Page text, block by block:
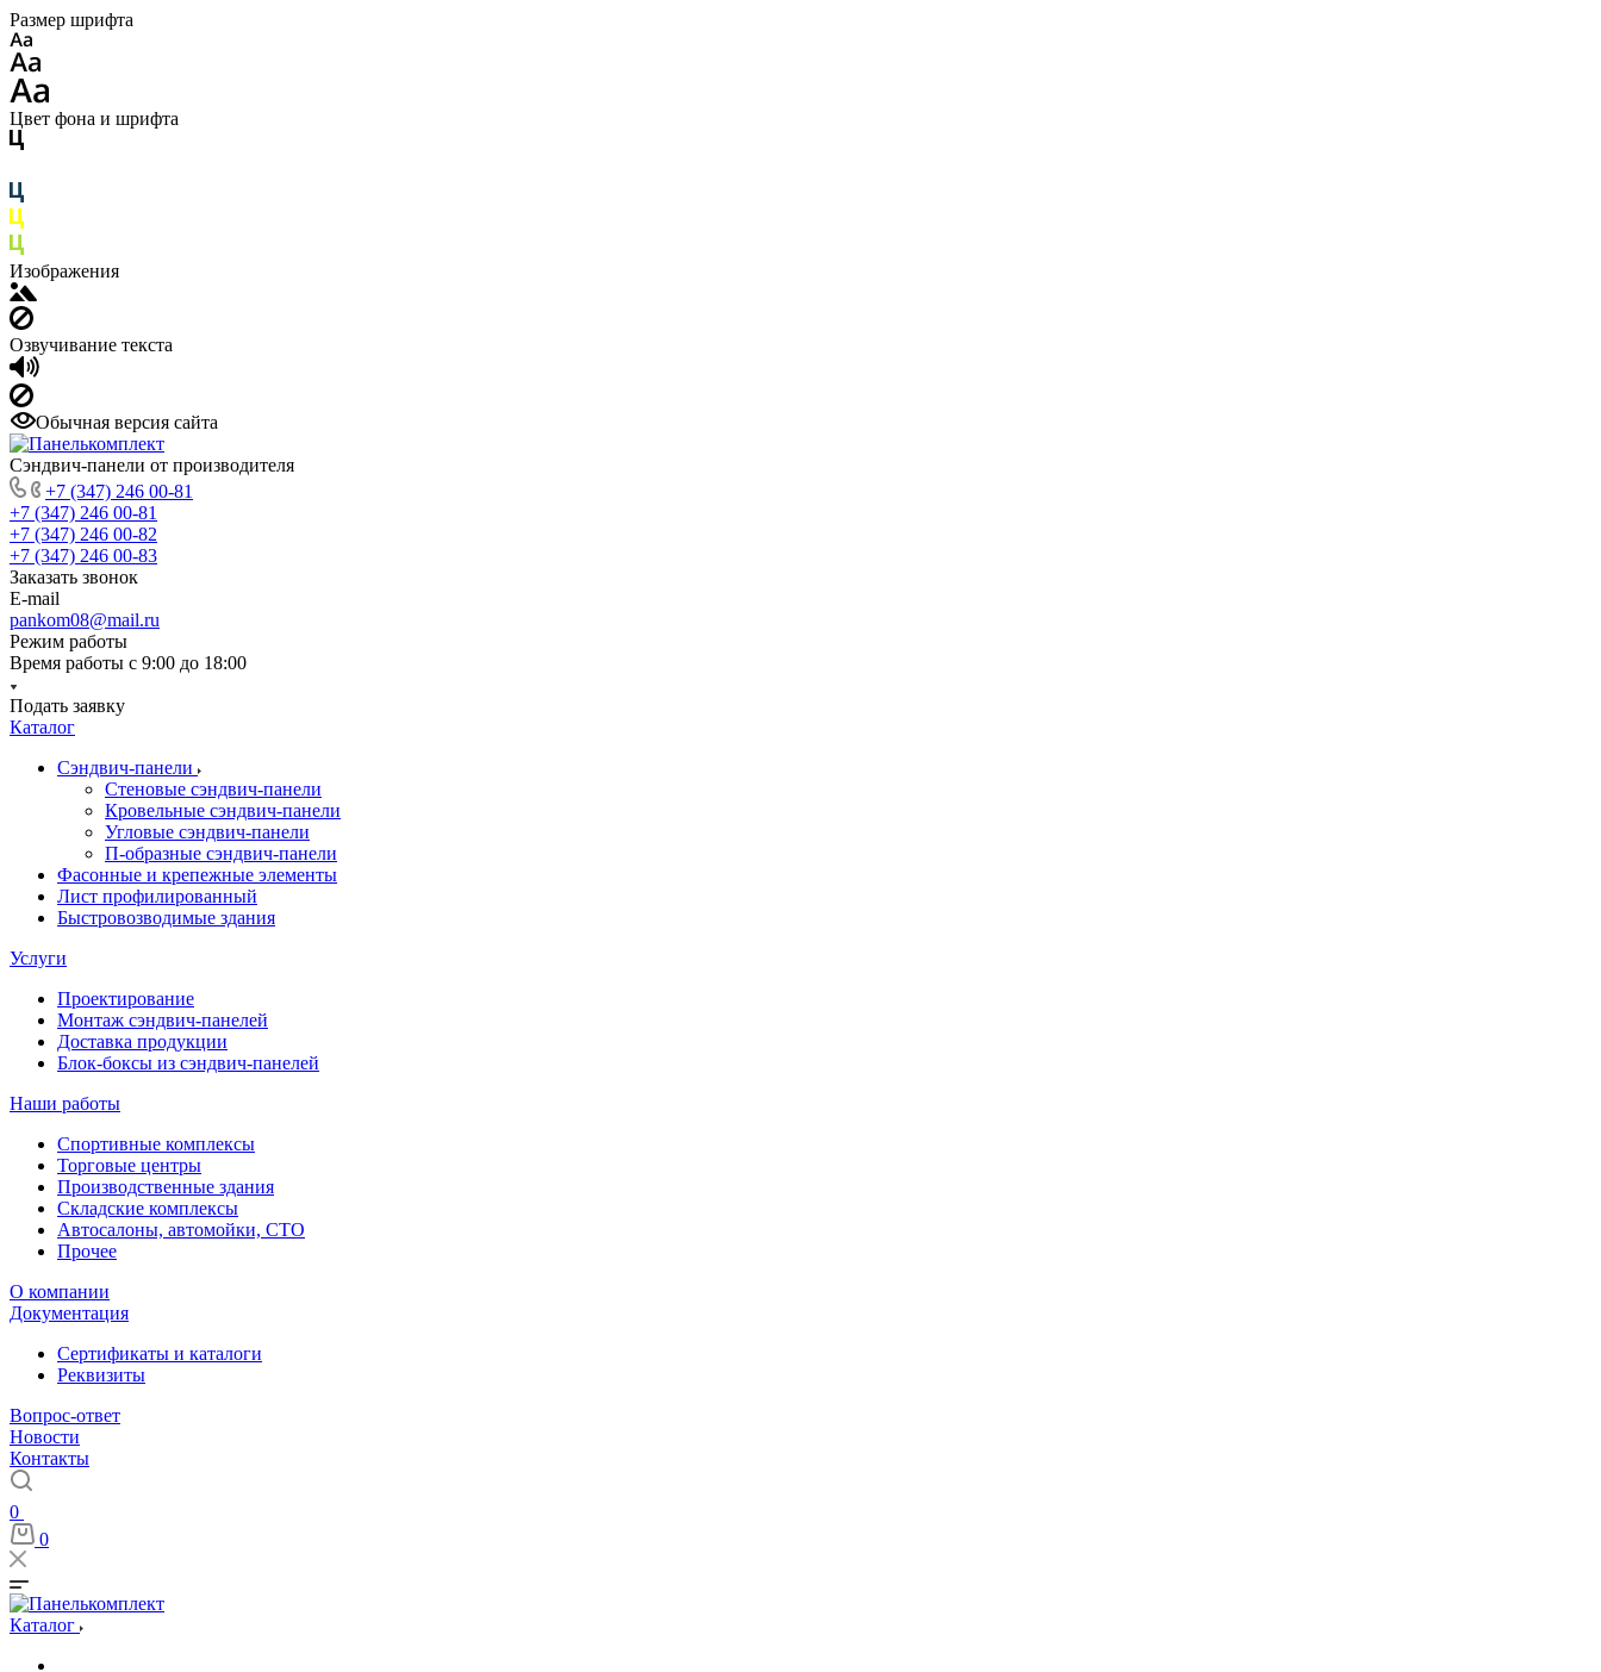
Размер шрифта
Цвет фона и шрифта
Изображения
Озвучивание текста
Обычная версия сайта
Сэндвич-панели от производителя
+7 (347) 246 00-81
+7 (347) 246 00-81
+7 (347) 246 00-82
+7 (347) 246 00-83
Заказать звонок
E-mail
pankom08@mail.ru
Режим работы
Время работы с 9:00 до 18:00
Подать заявку
Каталог
Сэндвич-панели
Стеновые сэндвич-панели
Кровельные сэндвич-панели
Угловые сэндвич-панели
П-образные сэндвич-панели
Фасонные и крепежные элементы
Лист профилированный
Быстровозводимые здания
Услуги
Проектирование
Монтаж сэндвич-панелей
Доставка продукции
Блок-боксы из сэндвич-панелей
Наши работы
Спортивные комплексы
Торговые центры
Производственные здания
Складские комплексы
Автосалоны, автомойки, СТО
Прочее
О компании
Документация
Сертификаты и каталоги
Реквизиты
Вопрос-ответ
Новости
Контакты
0
0
Каталог